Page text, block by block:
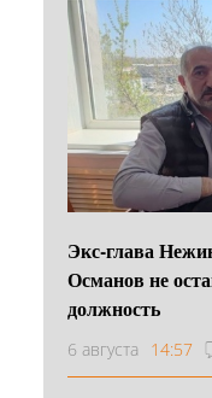
Экс-глава
Османов не
должность
6 августа 14:57